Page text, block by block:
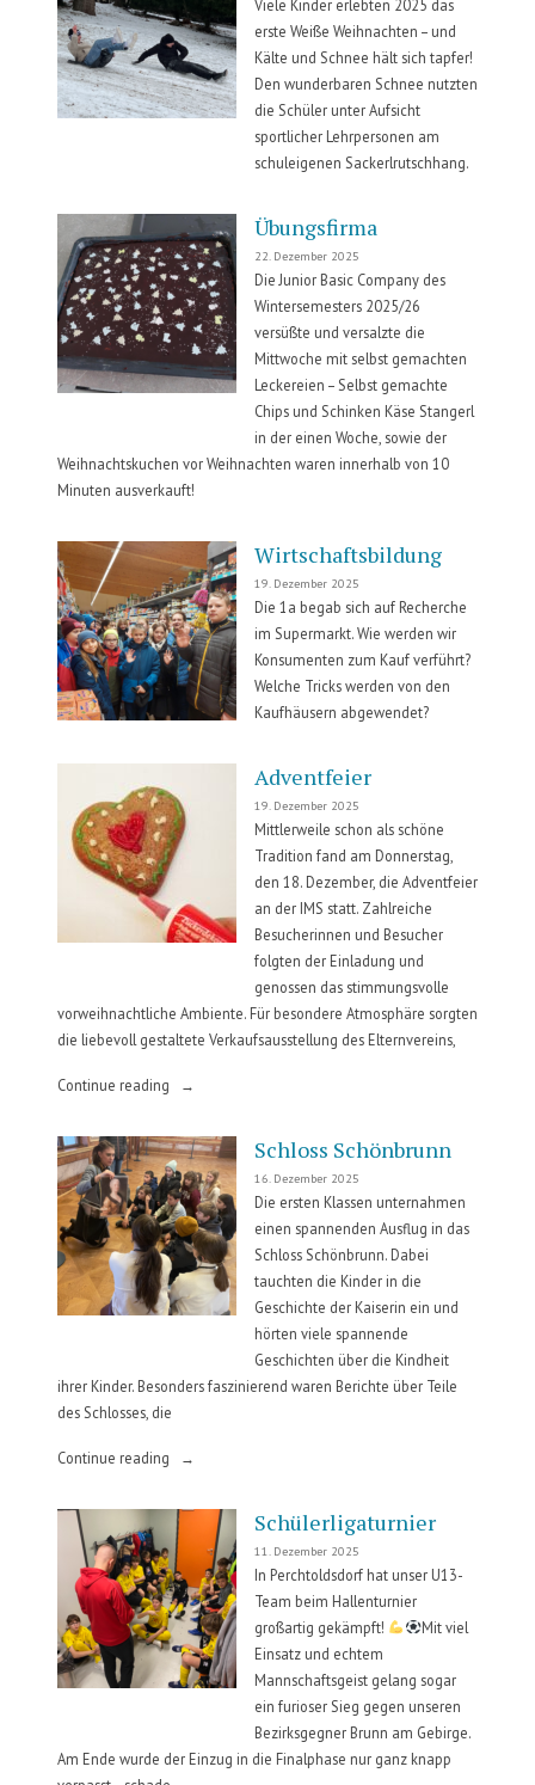
Aquarell“
Viele Kinder erlebten 2025 das
erste Weiße Weihnachten – und
Kälte und Schnee hält sich tapfer!
Den wunderbaren Schnee nutzten
die Schüler unter Aufsicht
sportlicher Lehrpersonen am
schuleigenen Sackerlrutschhang.
Übungsfirma
22. Dezember 2025
Die Junior Basic Company des
Wintersemesters 2025/26
versüßte und versalzte die
Mittwoche mit selbst gemachten
Leckereien – Selbst gemachte
Chips und Schinken Käse Stangerl
in der einen Woche, sowie der
Weihnachtskuchen vor Weihnachten waren innerhalb von 10
Minuten ausverkauft!
Wirtschaftsbildung
19. Dezember 2025
Die 1a begab sich auf Recherche
im Supermarkt. Wie werden wir
Konsumenten zum Kauf verführt?
Welche Tricks werden von den
Kaufhäusern abgewendet?
Adventfeier
19. Dezember 2025
Mittlerweile schon als schöne
Tradition fand am Donnerstag,
den 18. Dezember, die Adventfeier
an der IMS statt. Zahlreiche
Besucherinnen und Besucher
folgten der Einladung und
genossen das stimmungsvolle
vorweihnachtliche Ambiente. Für besondere Atmosphäre sorgten
die liebevoll gestaltete Verkaufsausstellung des Elternvereins,
Continue reading „Adventfeier“
Schloss Schönbrunn
16. Dezember 2025
Die ersten Klassen unternahmen
einen spannenden Ausflug in das
Schloss Schönbrunn. Dabei
tauchten die Kinder in die
Geschichte der Kaiserin ein und
hörten viele spannende
Geschichten über die Kindheit
ihrer Kinder. Besonders faszinierend waren Berichte über Teile
des Schlosses, die
Continue reading
„Schloss
Schülerligaturnier
11. Dezember 2025
In Perchtoldsdorf hat unser U13-
Team beim Hallenturnier
großartig gekämpft!
Mit viel
Einsatz und echtem
Mannschaftsgeist gelang sogar
ein furioser Sieg gegen unseren
Bezirksgegner Brunn am Gebirge.
Am Ende wurde der Einzug in die Finalphase nur ganz knapp